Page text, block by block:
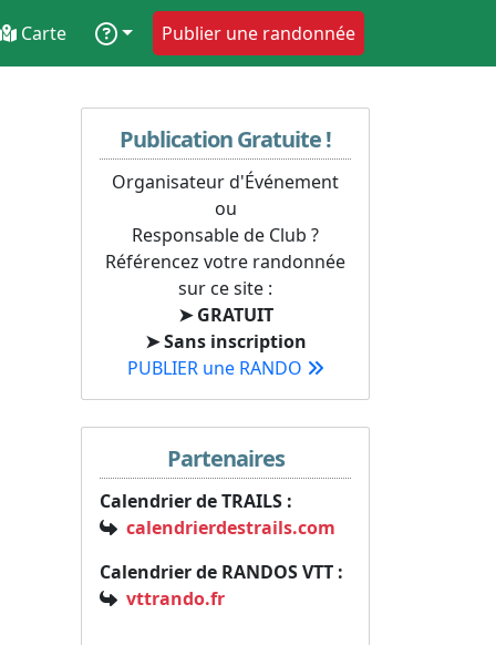
Carte Publier une randonnée
Publication Gratuite !
Organisateur d'Événement
ou
Responsable de Club ?
Référencez votre randonnée
sur ce site :
➤ GRATUIT
➤ Sans inscription
PUBLIER une RANDO
Partenaires
Calendrier de TRAILS :
calendrierdestrails.com
Calendrier de RANDOS VTT :
vttrando.fr